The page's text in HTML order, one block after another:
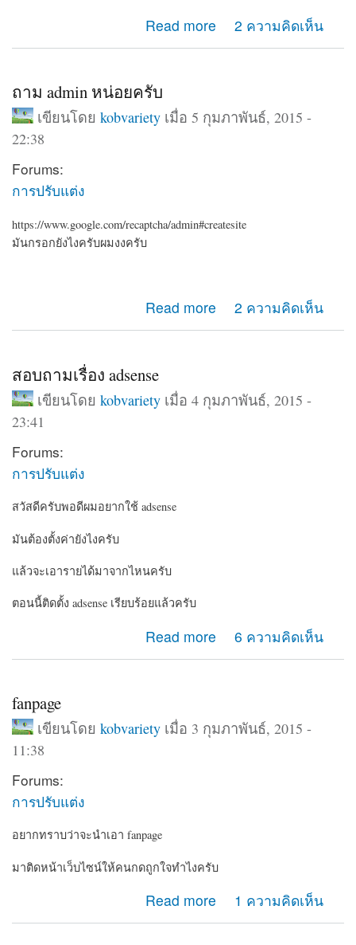
Read more 2 ความคิดเห็น
ถาม admin หน่อยครับ
เขียนโดย kobvarietyเมื่อ 5 กุมภาพันธ์, 2015 -
22:38
Forums:
การปรับแต่ง
https://www.google.com/recaptcha/admin#createsite
มันกรอกยังไงครับผมงงครับ
Read more
about ถาม admin หน่อยครับ 2 ความคิดเห็น
สอบถามเรื่อง adsense
เขียนโดย kobvarietyเมื่อ 4 กุมภาพันธ์, 2015 -
23:41
Forums:
การปรับแต่ง
สวัสดีครับพอดีผมอยากใช้ adsense
มันต้องตั้งค่ายังไงครับ
แล้วจะเอารายได้มาจากไหนครับ
ตอนนี้ติดตั้ง adsense เรียบร้อยแล้วครับ
Read more
about สอบถามเรื่อง adsense 6 ความคิดเห็น
fanpage
เขียนโดย kobvarietyเมื่อ 3 กุมภาพันธ์, 2015 -
11:38
Forums:
การปรับแต่ง
อยากทราบว่าจะนำเอา fanpage
มาติดหน้าเว็บไซน์ให้คนกดถูกใจทำไงครับ
Read more 1 ความคิดเห็น